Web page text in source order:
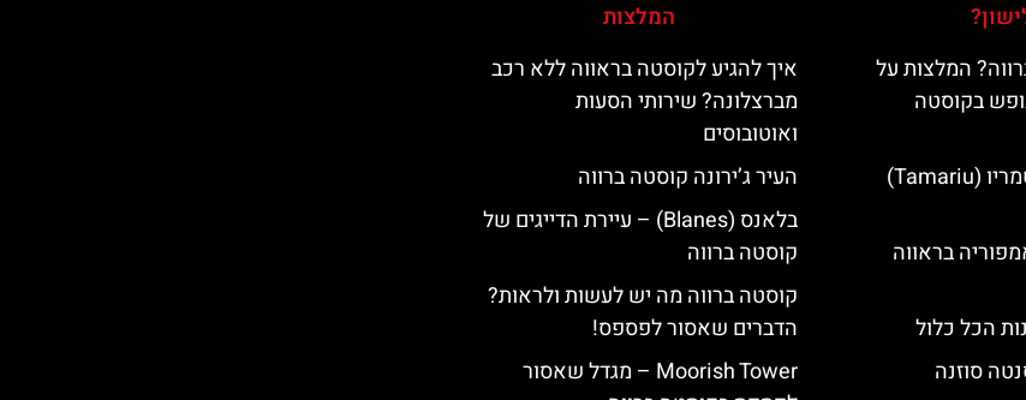
המלצות על
בקוסטה
מלונות מומלצים בטמריו (Tamariu)
בראווה
הכל כלול
סוזנה
המלצות
איך להגיע לקוסטה בראווה ללא רכב
מברצלונה? שירותי הסעות
ואוטובוסים
העיר ג’ירונה קוסטה ברווה
בלאנס (Blanes) – עיירת הדייגים של
קוסטה ברווה
קוסטה ברווה מה יש לעשות ולראות?
הדברים שאסור לפספס!
‪‪Moorish Tower‬‬ – מגדל שאסור